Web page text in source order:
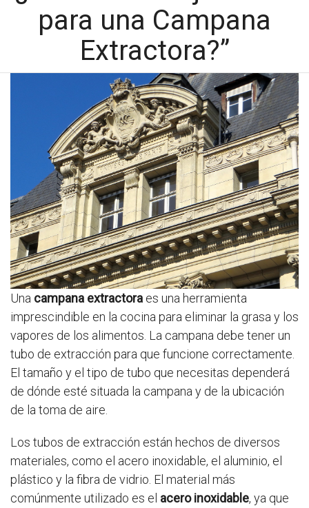
para una Campana
Extractora?”
Una campana extractora es una herramienta
imprescindible en la cocina para eliminar la grasa y los
vapores de los alimentos. La campana debe tener un
tubo de extracción para que funcione correctamente.
El tamaño y el tipo de tubo que necesitas dependerá
de dónde esté situada la campana y de la ubicación
de la toma de aire.
Los tubos de extracción están hechos de diversos
materiales, como el acero inoxidable, el aluminio, el
plástico y la fibra de vidrio. El material más
comúnmente utilizado es el acero inoxidable, ya que